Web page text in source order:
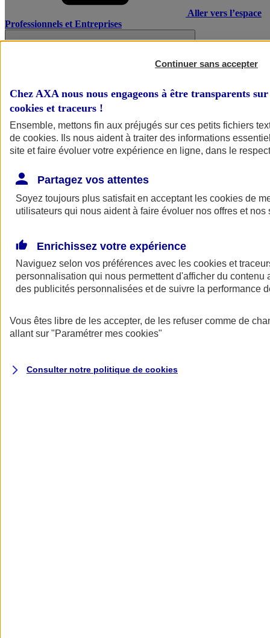
Aller vers l’espace
Professionnels et Entreprises
AXA Assurance
Continuer sans accepter
Chez AXA nous nous engageons à être transparents
cookies et traceurs !
Ensemble, mettons fin aux préjugés sur ces petits fichiers
de cookies. Ils nous aident à traiter des informations
site et faire évoluer votre expérience en ligne, dans le
Partagez vos attentes
Soyez toujours plus satisfait en acceptant les cookies de
utilisateurs qui nous aident à faire évoluer nos offres et nos
Enrichissez votre expérience
Naviguez selon vos préférences avec les cookies et
personnalisation qui nous permettent d'afficher du contenu
des publicités personnalisées et de suivre la performance
Vous êtes libre de les accepter, de les refuser comme de
allant sur "Paramétrer mes cookies"
Consulter notre politique de cookies